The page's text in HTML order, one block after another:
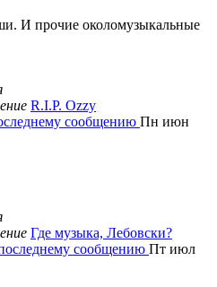
И прочие околомузыкальные
R.I.P. Ozzy
сообщению Пн июн
Где музыка, Лебовски?
сообщению Пт июл